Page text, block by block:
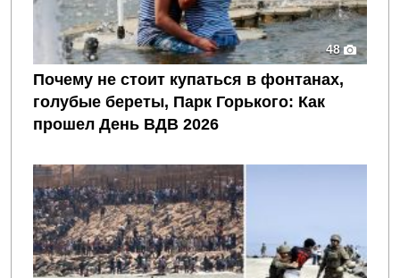
48
Почему не стоит купаться в фонтанах,
голубые береты, Парк Горького: Как
прошел День ВДВ 2026